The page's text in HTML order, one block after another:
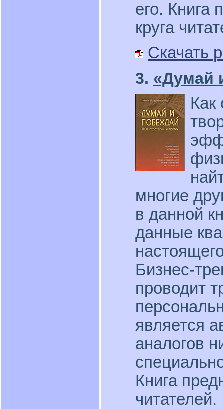
его. Книга
круга
Скачать
3. «Думай
Как
многие
в данной
данные
Бизнес-
проводит
является
аналогов
Книга
читателей.